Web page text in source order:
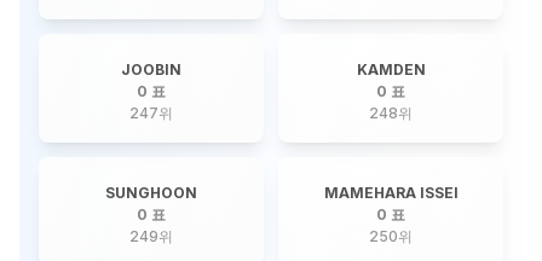
JOOBIN
0 표
247위
KAMDEN
0 표
248위
SUNGHOON
0 표
249위
MAMEHARA ISSEI
0 표
250위